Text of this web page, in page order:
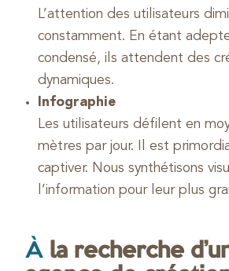
L’attention des utilisateurs
constamment. En étant
condensé, ils attendent des
dynamiques.
Infographie
Les utilisateurs défilent en
mètres par jour. Il est
captiver. Nous synthétisons
l’information pour leur plus
À la recherche